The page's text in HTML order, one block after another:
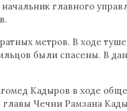
главного
метров. В ходе
были спасены. В
Кадыров в ходе
Чечни Рамзана